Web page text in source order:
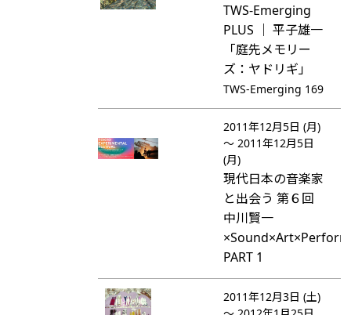
TWS-Emerging
PLUS ｜ 平子雄一
「庭先メモリー
ズ：ヤドリギ」
TWS-Emerging 169
2011年12月5日 (月)
～ 2011年12月5日
(月)
現代日本の音楽家
と出会う 第６回
中川賢一
PART 1
2011年12月3日 (土)